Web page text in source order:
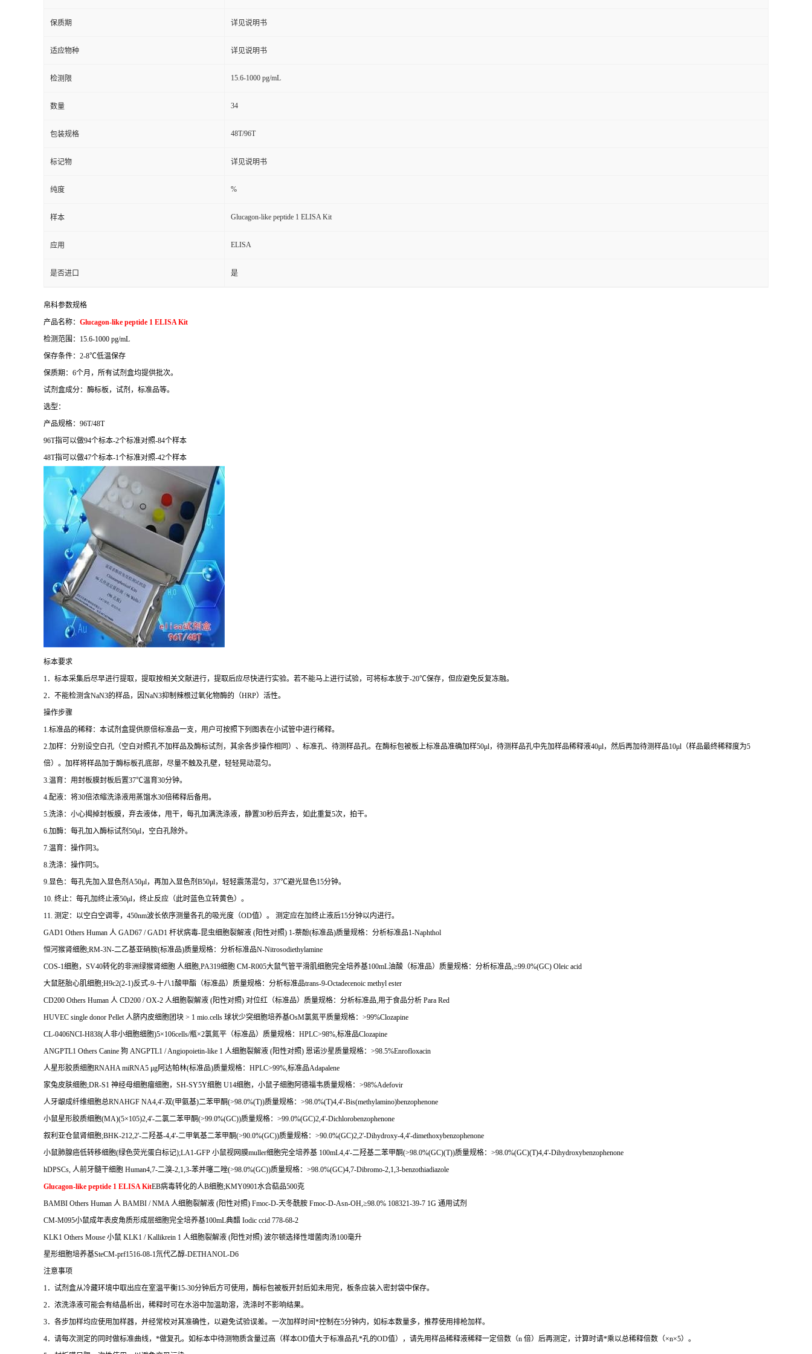
保质期 详见说明书
适应物种 详见说明书
检测限 15.6-1000 pg/mL
数量 34
包装规格 48T/96T
标记物 详见说明书
纯度 %
样本 Glucagon-like peptide 1 ELISA Kit
应用 ELISA
是否进口 是
帛科参数规格
产品名称： Glucagon-like peptide 1 ELISA Kit
检测范围： 15.6-1000 pg/mL
保存条件： 2-8℃低温保存
保质期： 6个月，所有试剂盒均提供批次。
试剂盒成分：酶标板，试剂，标准品等。
选型：
产品规格： 96T/48T
96T指可以做94个标本-2个标准对照-84个样本
48T指可以做47个标本-1个标准对照-42个样本
标本要求
1 ．标本采集后尽早进行提取，提取按相关文献进行，提取后应尽快进行实验。若不能马上进行试验，可将标本放于-20℃保存，但应避免反复冻融。
2．不能检测含NaN3的样品，因NaN3抑制辣根过氧化物酶的（HRP）活性。
操作步骤
1. 标准品的稀释：本试剂盒提供原倍标准品一支，用户可按照下列图表在小试管中进行稀释。
2. 加样：分别设空白孔（空白对照孔不加样品及酶标试剂，其余各步操作相同）、标准孔、待测样品孔。在酶标包被板上标准品准确加样50μl，待测样品孔中先加样品稀释液40μl，然后再加待测样品10μl （样品最终稀释度为5
倍）。加样将样品加于酶标板孔底部，尽量不触及孔壁，轻轻晃动混匀。
3. 温育：用封板膜封板后置37℃温育30分钟。
4. 配液：将30倍浓缩洗涤液用蒸馏水30倍稀释后备用。
5. 洗涤：小心揭掉封板膜，弃去液体，甩干，每孔加满洗涤液，静置30秒后弃去，如此重复5次，拍干。
6. 加酶：每孔加入酶标试剂 50μl，空白孔除外。
7. 温育：操作同3。
8. 洗涤：操作同5。
9. 显色：每孔先加入显色剂 A50μl，再加入显色剂 B50μl，轻轻震荡混匀， 37℃避光显色15分钟。
10. 终止：每孔加终止液50μl，终止反应（此时蓝色立转黄色）。
11. 测定：以空白空调零， 450nm波长依序测量各孔的吸光度（OD值）。 测定应在加终止液后15分钟以内进行。
GAD1 Others Human 人 GAD67 / GAD1 杆状病毒-昆虫细胞裂解液 (阳性对照) 1-萘酚(标准品)质量规格：分析标准品1-Naphthol
恒河猴肾细胞;RM-3N-二乙基亚硝胺(标准品)质量规格：分析标准品N-Nitrosodiethylamine
COS-1细胞， SV40转化的非洲绿猴肾细胞 人细胞 ,PA319细胞 CM-R005大鼠气管平滑肌细胞完全培养基100mL油酸（标准品）质量规格：分析标准品 ≥99.0%(GC) Oleic acid
大鼠胚胎心肌细胞;H9c2(2-1)反式-9-十八1酸甲酯（标准品）质量规格：分析标准品trans-9-Octadecenoic methyl ester
CD200 Others Human 人 CD200 / OX-2 人细胞裂解液 (阳性对照) 对位红（标准品）质量规格：分析标准品 用于食品分析 Para Red
HUVEC single donor Pellet 人脐内皮细胞团块 > 1 mio.cells 球状少突细胞培养基OsM氯氮平质量规格： >99%Clozapine
CL-0406NCI-H838(人非小细胞细胞)5×106cells/瓶×2氯氮平（标准品）质量规格： HPLC>98%, 标准品Clozapine
ANGPTL1 Others Canine 狗 ANGPTL1 / Angiopoietin-like 1 人细胞裂解液 (阳性对照) 恩诺沙星质量规格： >98.5%Enrofloxacin
人星形胶质细胞RNAHA miRNA5 μg阿达帕林(标准品)质量规格： HPLC>99%, 标准品Adapalene
家兔皮肤细胞;DR-S1 神经母细胞瘤细胞， SH-SY5Y细胞 U14细胞，小鼠子细胞阿德福韦质量规格： >98%Adefovir
人牙龈成纤维细胞总RNAHGF NA4,4'-双(甲氨基)二苯甲酮(>98.0%(T))质量规格： >98.0%(T)4,4'-Bis(methylamino)benzophenone
小鼠星形胶质细胞(MA)(5×105)2,4'-二氯二苯甲酮(>99.0%(GC))质量规格： >99.0%(GC)2,4'-Dichlorobenzophenone
叙利亚仓鼠肾细胞;BHK-212,2'-二羟基-4,4'-二甲氧基二苯甲酮(>90.0%(GC))质量规格： >90.0%(GC)2,2'-Dihydroxy-4,4'-dimethoxybenzophenone
小鼠肺腺癌低转移细胞(绿色荧光蛋白标记);LA1-GFP 小鼠视网膜muller细胞完全培养基 100mL4,4'-二羟基二苯甲酮(>98.0%(GC)(T))质量规格： >98.0%(GC)(T)4,4'-Dihydroxybenzophenone
hDPSCs, 人前牙髓干细胞 Human4,7-二溴-2,1,3-苯并噻二唑(>98.0%(GC))质量规格： >98.0%(GC)4,7-Dibromo-2,1,3-benzothiadiazole
Glucagon-like peptide 1 ELISA KitEB病毒转化的人B细胞;KMY0901水合萜品500克
BAMBI Others Human 人 BAMBI / NMA 人细胞裂解液 (阳性对照) Fmoc-D-天冬酰胺 Fmoc-D-Asn-OH, ≥98.0% 108321-39-7 1G 通用试剂
CM-M095小鼠成年表皮角质形成层细胞完全培养基100mL典醋 Iodic ccid 778-68-2
KLK1 Others Mouse 小鼠 KLK1 / Kallikrein 1 人细胞裂解液 (阳性对照) 波尔顿选择性增菌肉汤100毫升
星形细胞培养基SteCM-prf1516-08-1氘代乙醇-DETHANOL-D6
注意事项
1 ．试剂盒从冷藏环境中取出应在室温平衡15-30分钟后方可使用，酶标包被板开封后如未用完，板条应装入密封袋中保存。
2．浓洗涤液可能会有结晶析出，稀释时可在水浴中加温助溶，洗涤时不影响结果。
3．各步加样均应使用加样器，并经常校对其准确性，以避免试验误差。一次加样时间*控制在5分钟内，如标本数量多，推荐使用排枪加样。
4．请每次测定的同时做标准曲线， *做复孔。如标本中待测物质含量过高（样本OD值大于标准品孔*孔的OD值），请先用样品稀释液稀释一定倍数（n 倍）后再测定，计算时请*乘以总稀释倍数（×n×5）。